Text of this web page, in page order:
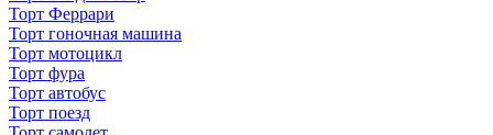
Торт Феррари
Торт гоночная машина
Торт мотоцикл
Торт фура
Торт автобус
Торт поезд